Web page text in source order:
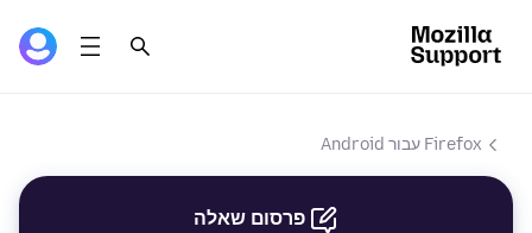
Firefox עבור Android
פרסום שאלה